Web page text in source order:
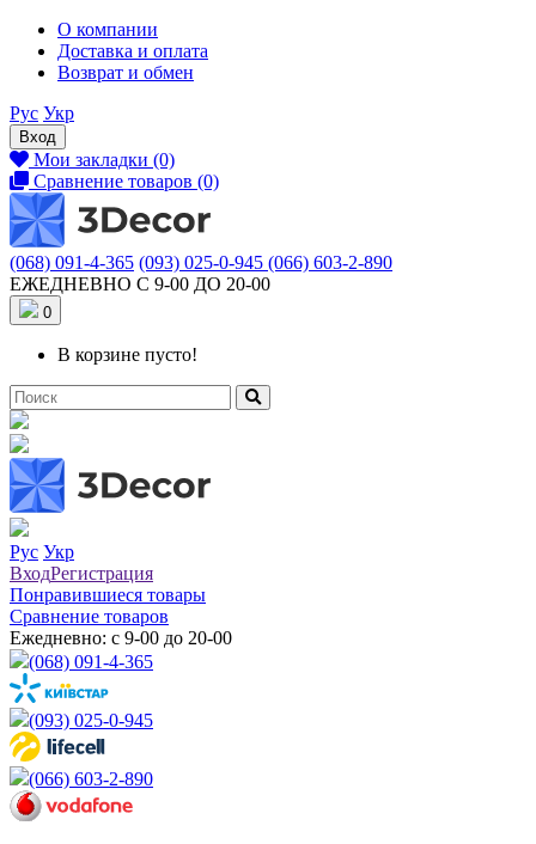
О компании
Доставка и оплата
Возврат и обмен
Рус Укр
Вход
Мои закладки (0)
Сравнение товаров (0)
(068) 091-4-365 (093) 025-0-945 (066) 603-2-890
ЕЖЕДНЕВНО С 9-00 ДО 20-00
0
В корзине пусто!
Рус Укр
ВходРегистрация
Понравившиеся товары
Сравнение товаров
Ежедневно: с 9-00 до 20-00
(068) 091-4-365
(093) 025-0-945
(066) 603-2-890